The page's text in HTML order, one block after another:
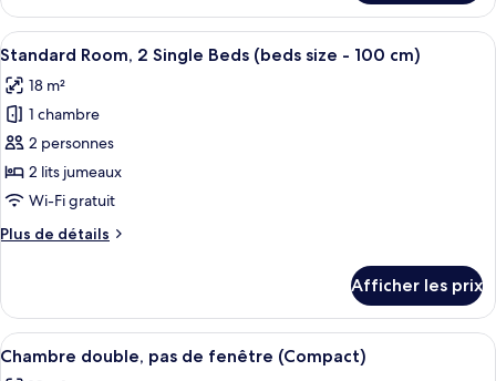
Double
Bed
(bed
size
-
140
cm)
Standard
Room,
1
Bed
(bed
size
-
140
cm)
Afficher
toutes
les
photos
pour
ce
type
chambre :
2
Single
Beds
Une chambre d’hôtel avec deux
6
Standard Room, 2 Single Beds (beds size - 100 cm)
18 m²
1 chambre
2 personnes
2 lits jumeaux
Wi-Fi gratuit
Plus de détails
Plus
Standard
Room,
2
Afficher les prix
Afficher
toutes
Une chambre d’hôtel moderne,
4
Chambre double, pas de fenêtre (Compact)